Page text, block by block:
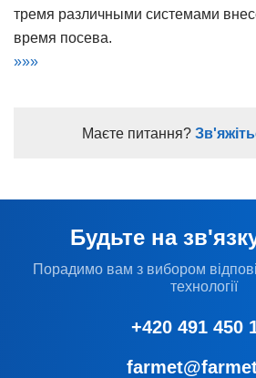
тремя различными системами
время посева.
»»»
Маєте питання?
Будьте на
Порадимо вам з вибором
технології
+420 491 450